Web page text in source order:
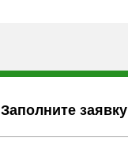
Заполните заявку